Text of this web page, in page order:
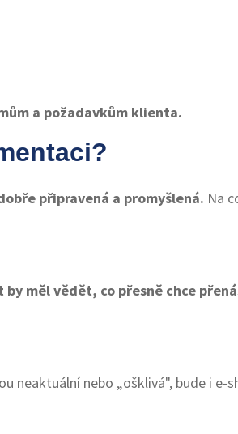
a požadavkům klienta.
připravená a promyšlená. Na
by měl vědět, co přesně chce
neaktuální nebo „ošklivá", bude i e-